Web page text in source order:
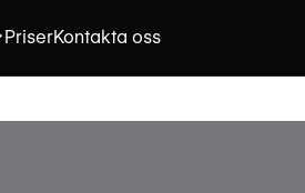
PriserKontakta oss